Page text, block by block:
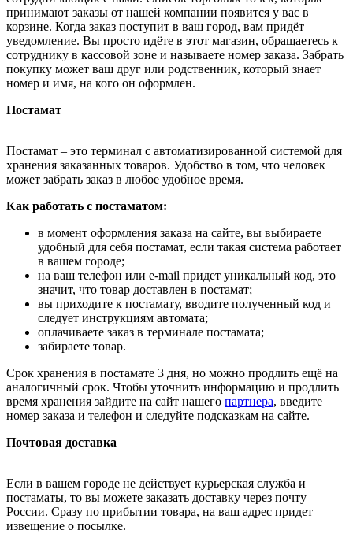
принимают заказы от нашей компании появится у вас в
корзине. Когда заказ поступит в ваш город, вам придёт
уведомление. Вы просто идёте в этот магазин, обращаетесь к
сотруднику в кассовой зоне и называете номер заказа. Забрать
покупку может ваш друг или родственник, который знает
номер и имя, на кого он оформлен.
Постамат
Постамат – это терминал с автоматизированной системой для
хранения заказанных товаров. Удобство в том, что человек
может забрать заказ в любое удобное время.
Как работать с постаматом:
в момент оформления заказа на сайте, вы выбираете
удобный для себя постамат, если такая система работает
в вашем городе;
на ваш телефон или e-mail придет уникальный код, это
значит, что товар доставлен в постамат;
вы приходите к постамату, вводите полученный код и
следует инструкциям автомата;
оплачиваете заказ в терминале постамата;
забираете товар.
Срок хранения в постамате 3 дня, но можно продлить ещё на
аналогичный срок. Чтобы уточнить информацию и продлить
время хранения зайдите на сайт нашего партнера, введите
номер заказа и телефон и следуйте подсказкам на сайте.
Почтовая доставка
Если в вашем городе не действует курьерская служба и
постаматы, то вы можете заказать доставку через почту
России. Сразу по прибытии товара, на ваш адрес придет
извещение о посылке.